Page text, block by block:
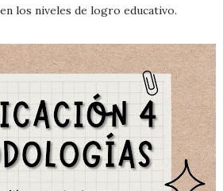
los niveles de logro educativo.